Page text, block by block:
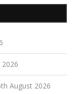
August 2026